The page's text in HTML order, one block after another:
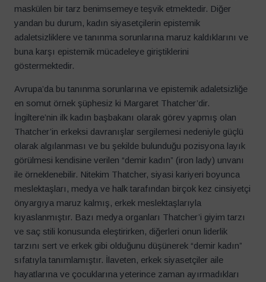
maskülen bir tarz benimsemeye teşvik etmektedir. Diğer
yandan bu durum, kadın siyasetçilerin epistemik
adaletsizliklere ve tanınma sorunlarına maruz kaldıklarını ve
buna karşı epistemik mücadeleye giriştiklerini
göstermektedir.
Avrupa’da bu tanınma sorunlarına ve epistemik adaletsizliğe
en somut örnek şüphesiz ki Margaret Thatcher’dir.
İngiltere’nin ilk kadın başbakanı olarak görev yapmış olan
Thatcher’in erkeksi davranışlar sergilemesi nedeniyle güçlü
olarak algılanması ve bu şekilde bulunduğu pozisyona layık
görülmesi kendisine verilen “demir kadın” (iron lady) unvanı
ile örneklenebilir. Nitekim Thatcher, siyasi kariyeri boyunca
meslektaşları, medya ve halk tarafından birçok kez cinsiyetçi
önyargıya maruz kalmış, erkek meslektaşlarıyla
kıyaslanmıştır. Bazı medya organları Thatcher’i giyim tarzı
ve saç stili konusunda eleştirirken, diğerleri onun liderlik
tarzını sert ve erkek gibi olduğunu düşünerek “demir kadın”
sıfatıyla tanımlamıştır. İlaveten, erkek siyasetçiler aile
hayatlarına ve çocuklarına yeterince zaman ayırmadıkları